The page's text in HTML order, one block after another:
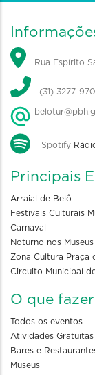
Rua Espírito
(31) 3277-
Spotify
Principais
Arraial de Belô
Festivais Culturais
Carnaval
Noturno nos Museus
Zona Cultura Praça
Circuito Municipal
O que
Todos os eventos
Atividades Gratuitas
Bares e
Museus